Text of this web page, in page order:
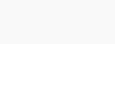
）